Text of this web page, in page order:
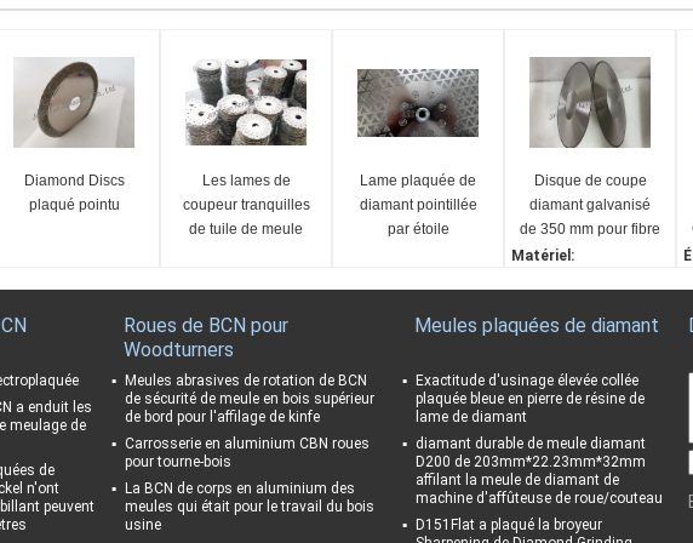
Diamond Discs
plaqué pointu
Les lames de
coupeur tranquilles
de tuile de meule
Lame plaquée de
diamant pointillée
par étoile
Disque de coupe
diamant galvanisé
de 350 mm pour fibre
de polyester
Matériel:
D140/170
350*1.8*127*6mm
Épaisseur de la lame:
1,8 mm
a enduit les
meulage de
de
n'ont
peuvent
Roues de BCN pour
Woodturners
Meules abrasives de rotation de BCN
de sécurité de meule en bois supérieur
de bord pour l'affilage de kinfe
Carrosserie en aluminium CBN roues
pour tourne-bois
La BCN de corps en aluminium des
meules qui était pour le travail du bois
usine
Meules plaquées de diamant
Exactitude d'usinage élevée collée
plaquée bleue en pierre de résine de
lame de diamant
diamant durable de meule diamant
D200 de 203mm*22.23mm*32mm
affilant la meule de diamant de
machine d'affûteuse de roue/couteau
D151Flat a plaqué la broyeur